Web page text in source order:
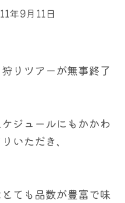
年9月11日
りツアーが無事終了
ジュールにもかかわ
いただき、
ても品数が豊富で味